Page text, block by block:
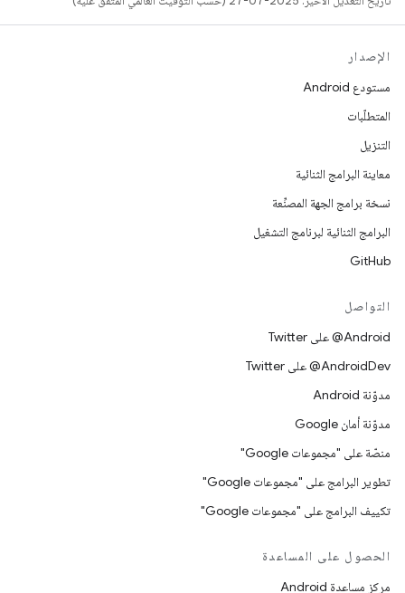
الإصدار
مستودع Android
المتطلّبات
التنزيل
معاينة البرامج الثنائية
نسخة برامج الجهة المصنِّعة
البرامج الثنائية لبرنامج التشغيل
GitHub
التواصل
‎@Android على Twitter
‎@AndroidDev على Twitter
مدوّنة Android
مدوّنة أمان Google
منصّة على "مجموعات Google"
تطوير البرامج على "مجموعات Google"
تكييف البرامج على "مجموعات Google"
الحصول على المساعدة
مركز مساعدة Android